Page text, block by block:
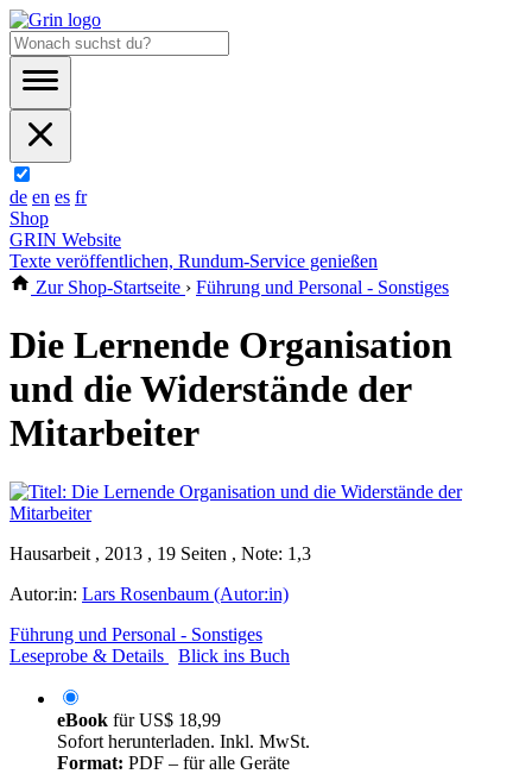
de en es fr
Shop
GRIN Website
Texte veröffentlichen, Rundum-Service genießen
Zur Shop-Startseite › Führung und Personal - Sonstiges
Die Lernende Organisation
und die Widerstände der
Mitarbeiter
Hausarbeit , 2013 , 19 Seiten , Note: 1,3
Autor:in: Lars Rosenbaum (Autor:in)
Führung und Personal - Sonstiges
Leseprobe & Details
Blick ins Buch
eBook fürUS$ 18,99
Sofort herunterladen. Inkl. MwSt.
Format: PDF – für alle Geräte